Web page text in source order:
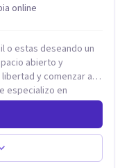
online
o estas deseando un
abierto y
y comenzar a
mi experiencia
y Parejas con
del estrés,
Retos en la Crianza,
con más de 12